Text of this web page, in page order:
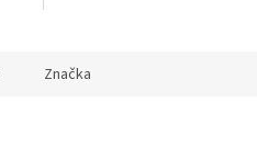
Značka